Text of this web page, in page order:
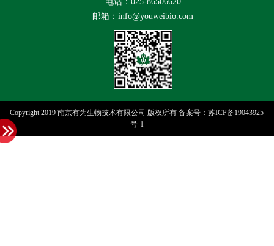
邮箱：info@youweibio.com
Copyright 2019 南京有为生物技术有限公司 版权所有 备案号：苏ICP备19043925
号-1